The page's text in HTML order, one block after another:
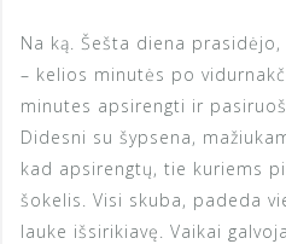
Na ką. Šešta diena
– kelios minutės po
minutes apsirengti ir
Didesni su šypsena,
kad apsirengtų, tie kuriems
šokelis. Visi skuba, padeda
lauke išsirikiavę. Vaikai